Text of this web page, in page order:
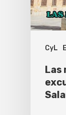
CyL
Las